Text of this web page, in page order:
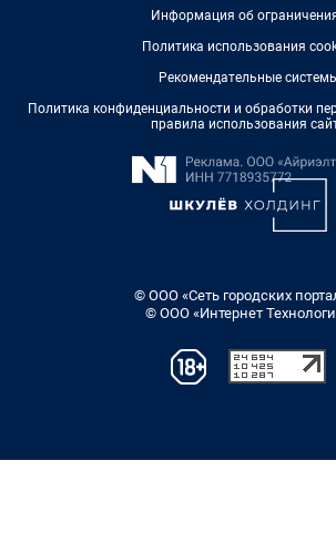
Информация об
Политика использования
Рекомендательные
Политика конфиденциальности и обработки
правила использования
© ООО «Сеть городских
© ООО «Интернет